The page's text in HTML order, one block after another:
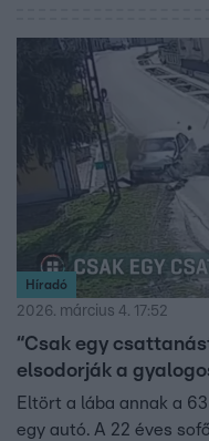
Híradó
2026. március 4. 17:52
“Csak egy
elsodorják a
Eltört a lába annak a
egy autó. A 22 éves